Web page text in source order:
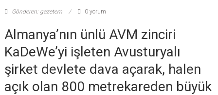
Gönderen: gazetem 0 yorum
Almanya’nın ünlü AVM zinciri
KaDeWe’yi işleten Avusturyalı
şirket devlete dava açarak, halen
açık olan 800 metrekareden büyük